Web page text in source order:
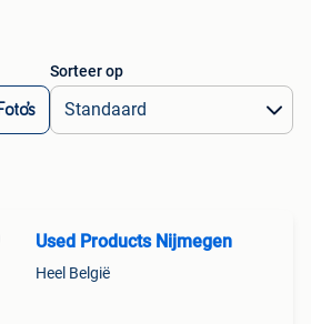
Foto’s
Sorteer op
Used Products Nijmegen
Heel België